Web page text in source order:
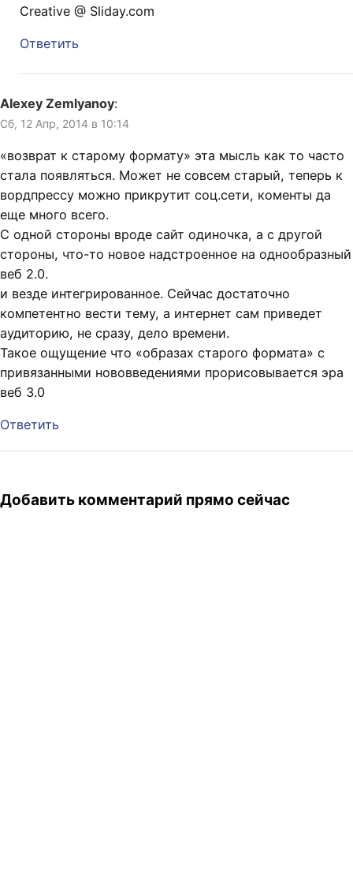
Creative @ Sliday.com
Ответить
Alexey Zemlyanoy:
Сб, 12 Апр, 2014 в 10:14
«возврат к старому формату» эта мысль как то часто
стала появляться. Может не совсем старый, теперь к
вордпрессу можно прикрутит соц.сети, коменты да
еще много всего.
С одной стороны вроде сайт одиночка, а с другой
стороны, что-то новое надстроенное на однообразный
веб 2.0.
и везде интегрированное. Сейчас достаточно
компетентно вести тему, а интернет сам приведет
аудиторию, не сразу, дело времени.
Такое ощущение что «образах старого формата» с
привязанными нововведениями прорисовывается эра
веб 3.0
Ответить
Добавить комментарий прямо сейчас